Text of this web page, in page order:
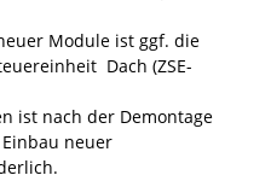
Module ist ggf. die
Dach (ZSE-
ist nach der Demontage
neuer